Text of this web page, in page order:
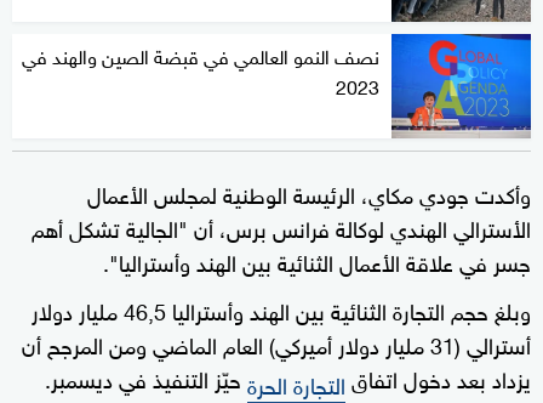
نصف النمو العالمي في قبضة الصين والهند في
2023
وأكدت جودي مكاي، الرئيسة الوطنية لمجلس الأعمال
الأسترالي الهندي لوكالة فرانس برس، أن "الجالية تشكل أهم
جسر في علاقة الأعمال الثنائية بين الهند وأستراليا".
وبلغ حجم التجارة الثنائية بين الهند وأستراليا 46,5 مليار دولار
أسترالي (31 مليار دولار أميركي) العام الماضي ومن المرجح أن
يزداد بعد دخول اتفاقالتجارة الحرةحيّز التنفيذ في ديسمبر.